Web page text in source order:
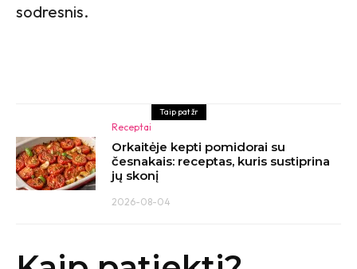
sodresnis.
Taip pat žr
Receptai
Orkaitėje kepti pomidorai su
česnakais: receptas, kuris sustiprina
jų skonį
2026-08-04